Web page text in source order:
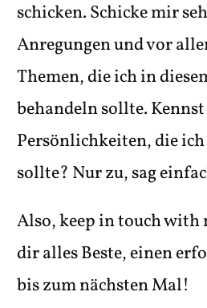
schicken. Schicke mir
Anregungen und vor
Themen, die ich in
behandeln sollte.
Persönlichkeiten, die
sollte? Nur zu, sag
Also, keep in touch with
dir alles Beste, einen
bis zum nächsten Mal!